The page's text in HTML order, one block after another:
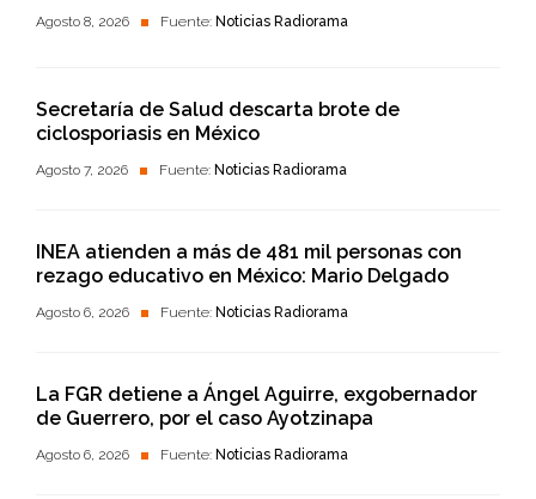
Agosto 8, 2026 Fuente: Noticias Radiorama
Secretaría de Salud descarta brote de
ciclosporiasis en México
Agosto 7, 2026 Fuente: Noticias Radiorama
INEA atienden a más de 481 mil personas con
rezago educativo en México: Mario Delgado
Agosto 6, 2026 Fuente: Noticias Radiorama
La FGR detiene a Ángel Aguirre, exgobernador
de Guerrero, por el caso Ayotzinapa
Agosto 6, 2026 Fuente: Noticias Radiorama